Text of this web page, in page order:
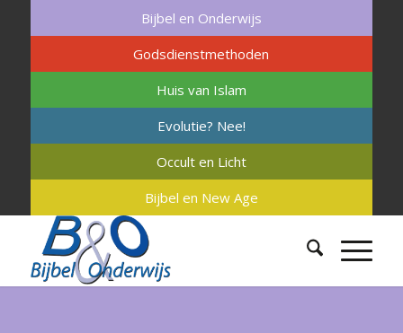
Bijbel en Onderwijs
Godsdienstmethoden
Huis van Islam
Evolutie? Nee!
Occult en Licht
Bijbel en New Age